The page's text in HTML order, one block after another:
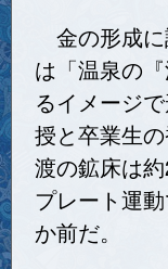
金の形成
は「温泉の
るイメージ
授と卒業生
渡の鉱床は
プレート運
か前だ。